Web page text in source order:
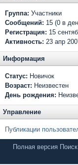
Группа: Участники
Сообщений: 15 (0 в
Регистрация: 15
Активность: 23 апр
Информация
Статус: Новичок
Возраст: Неизвестен
День рождения:
Управление
Публикации
Полная версия Поиск